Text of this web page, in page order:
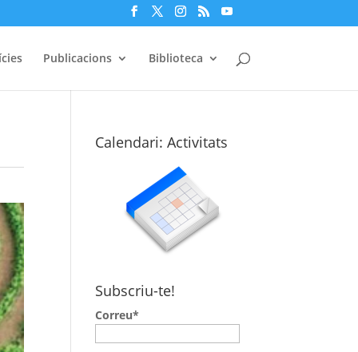
Publicacions Biblioteca
Calendari: Activitats
Subscriu-te!
Correu*